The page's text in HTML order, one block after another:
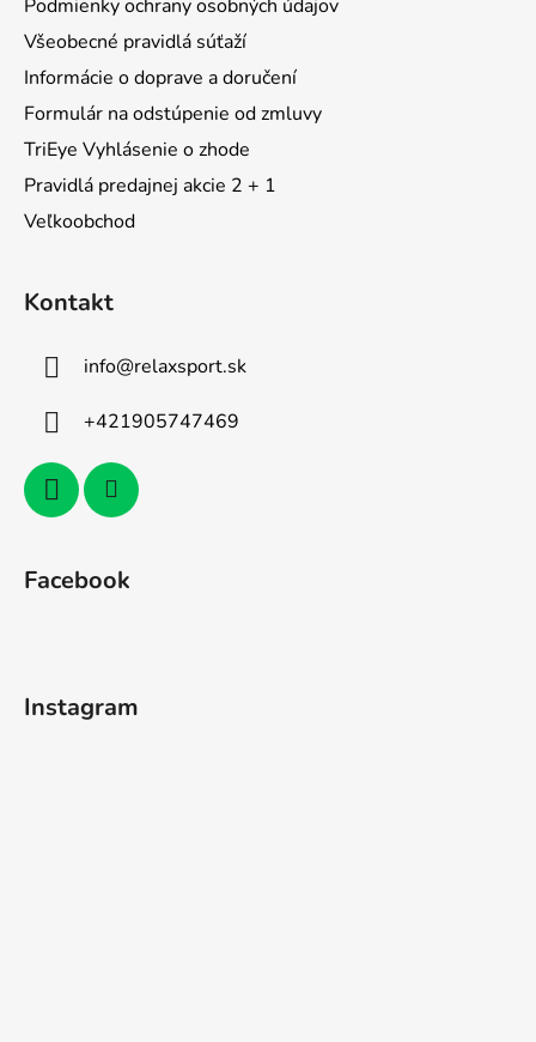
Podmienky ochrany osobných údajov
Všeobecné pravidlá súťaží
Informácie o doprave a doručení
Formulár na odstúpenie od zmluvy
TriEye Vyhlásenie o zhode
Pravidlá predajnej akcie 2 + 1
Veľkoobchod
Kontakt
info@relaxsport.sk
+421905747469
Facebook
Instagram